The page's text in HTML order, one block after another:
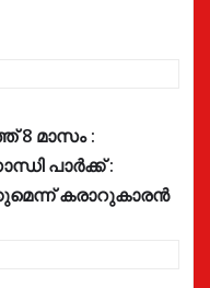
8 മാസം :
പാർക്ക് :
കരാറുകാരൻ